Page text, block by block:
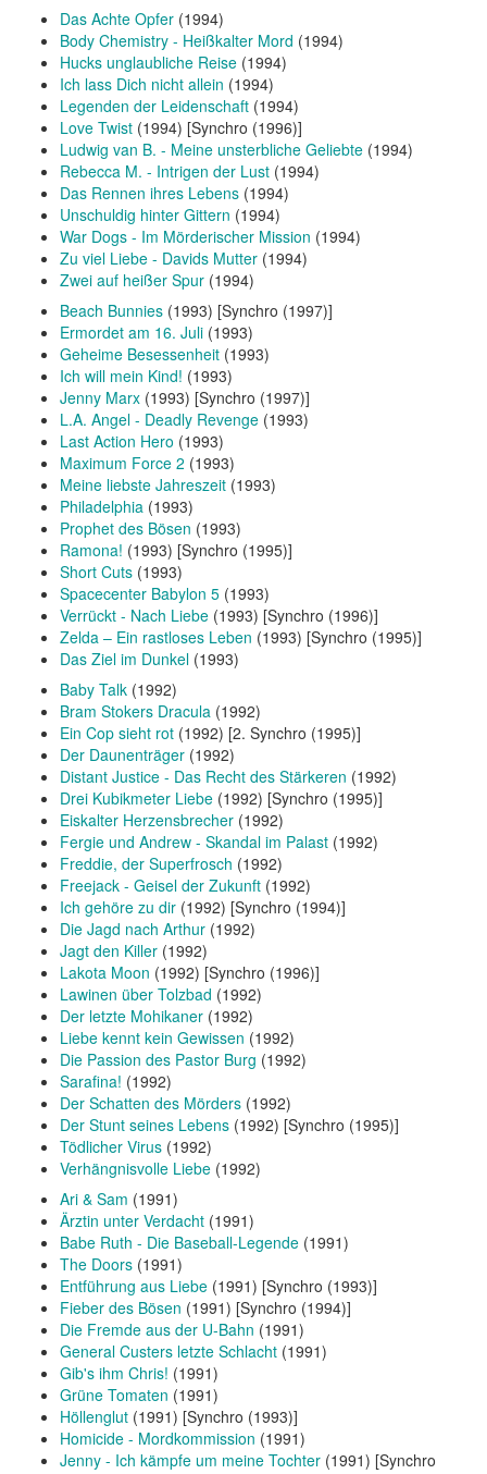
Das Achte Opfer (1994)
Body Chemistry - Heißkalter Mord (1994)
Hucks unglaubliche Reise (1994)
Ich lass Dich nicht allein (1994)
Legenden der Leidenschaft (1994)
Love Twist (1994) [Synchro (1996)]
Ludwig van B. - Meine unsterbliche Geliebte (1994)
Rebecca M. - Intrigen der Lust (1994)
Das Rennen ihres Lebens (1994)
Unschuldig hinter Gittern (1994)
War Dogs - Im Mörderischer Mission (1994)
Zu viel Liebe - Davids Mutter (1994)
Zwei auf heißer Spur (1994)
Beach Bunnies (1993) [Synchro (1997)]
Ermordet am 16. Juli (1993)
Geheime Besessenheit (1993)
Ich will mein Kind! (1993)
Jenny Marx (1993) [Synchro (1997)]
L.A. Angel - Deadly Revenge (1993)
Last Action Hero (1993)
Maximum Force 2 (1993)
Meine liebste Jahreszeit (1993)
Philadelphia (1993)
Prophet des Bösen (1993)
Ramona! (1993) [Synchro (1995)]
Short Cuts (1993)
Spacecenter Babylon 5 (1993)
Verrückt - Nach Liebe (1993) [Synchro (1996)]
Zelda – Ein rastloses Leben (1993) [Synchro (1995)]
Das Ziel im Dunkel (1993)
Baby Talk (1992)
Bram Stokers Dracula (1992)
Ein Cop sieht rot (1992) [2. Synchro (1995)]
Der Daunenträger (1992)
Distant Justice - Das Recht des Stärkeren (1992)
Drei Kubikmeter Liebe (1992) [Synchro (1995)]
Eiskalter Herzensbrecher (1992)
Fergie und Andrew - Skandal im Palast (1992)
Freddie, der Superfrosch (1992)
Freejack - Geisel der Zukunft (1992)
Ich gehöre zu dir (1992) [Synchro (1994)]
Die Jagd nach Arthur (1992)
Jagt den Killer (1992)
Lakota Moon (1992) [Synchro (1996)]
Lawinen über Tolzbad (1992)
Der letzte Mohikaner (1992)
Liebe kennt kein Gewissen (1992)
Die Passion des Pastor Burg (1992)
Sarafina! (1992)
Der Schatten des Mörders (1992)
Der Stunt seines Lebens (1992) [Synchro (1995)]
Tödlicher Virus (1992)
Verhängnisvolle Liebe (1992)
Ari & Sam (1991)
Ärztin unter Verdacht (1991)
Babe Ruth - Die Baseball-Legende (1991)
The Doors (1991)
Entführung aus Liebe (1991) [Synchro (1993)]
Fieber des Bösen (1991) [Synchro (1994)]
Die Fremde aus der U-Bahn (1991)
General Custers letzte Schlacht (1991)
Gib's ihm Chris! (1991)
Grüne Tomaten (1991)
Höllenglut (1991) [Synchro (1993)]
Homicide - Mordkommission (1991)
Jenny - Ich kämpfe um meine Tochter (1991) [Synchro